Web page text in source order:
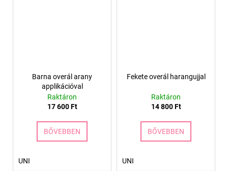
Barna overál arany
applikációval
Raktáron
17 600 Ft
BŐVEBBEN
UNI
Fekete overál harangujjal
Raktáron
14 800 Ft
BŐVEBBEN
UNI